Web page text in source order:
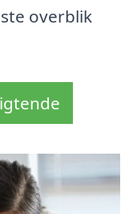
overblik